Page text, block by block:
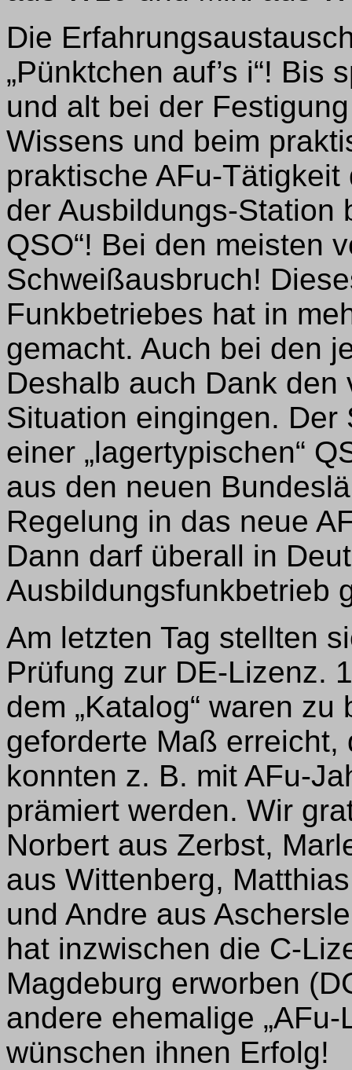
Die
„Pünktchen auf’s i“! Bis
und alt bei der
Wissens und beim
praktische AFu-
der Ausbildungs-Station
QSO“! Bei den meisten
Schweißausbruch!
Funkbetriebes hat in
gemacht. Auch bei den
Deshalb auch Dank den
Situation eingingen. Der
einer „lagertypischen“
aus den neuen
Regelung in das neue
Dann darf überall in
Ausbildungsfunkbetrieb
Am letzten Tag stellten
Prüfung zur DE-Lizenz.
dem „Katalog“ waren
geforderte Maß
konnten z. B. mit AFu-
prämiert werden. Wir
Norbert aus Zerbst,
aus Wittenberg,
und Andre aus
hat inzwischen die C-
Magdeburg erworben
andere ehemalige
wünschen ihnen Erfolg!